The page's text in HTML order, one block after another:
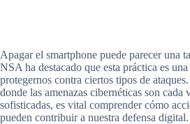
Apagar el smartphone puede parecer una
NSA ha destacado que esta práctica es
protegernos contra ciertos tipos de
donde las amenazas cibernéticas son cada
sofisticadas, es vital comprender cómo
pueden contribuir a nuestra defensa digital.